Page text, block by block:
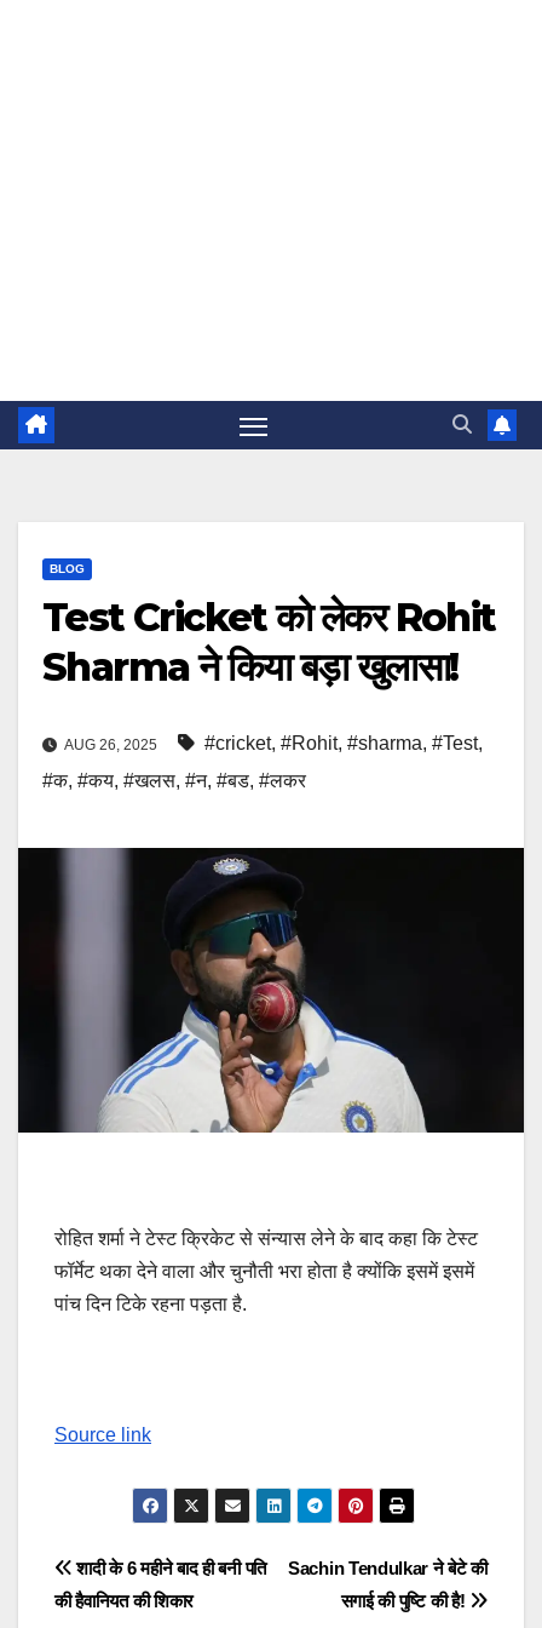
BLOG
Test Cricket को लेकर Rohit
Sharma ने किया बड़ा खुलासा!
AUG 26, 2025 #cricket, #Rohit, #sharma, #Test,
#क, #कय, #खलस, #न, #बड, #लकर
रोहित शर्मा ने टेस्ट क्रिकेट से संन्यास लेने के बाद कहा कि टेस्ट
फॉर्मेट थका देने वाला और चुनौती भरा होता है क्योंकि इसमें इसमें
पांच दिन टिके रहना पड़ता है.
Source link
Post
Sachin Tendulkar ने बेटे की
सगाई की पुष्टि की है!
शादी के 6 महीने बाद ही बनी पति
की हैवानियत की शिकार